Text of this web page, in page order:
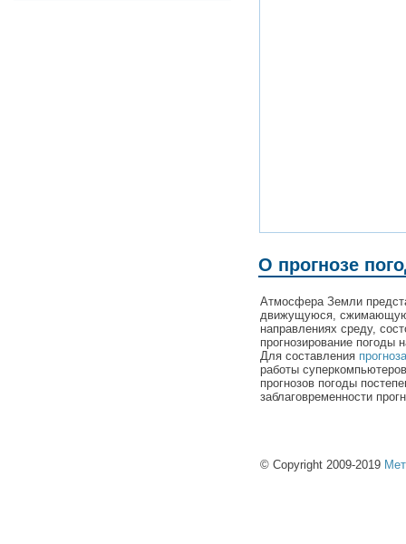
О прогнозе
Атмосфера Земли
движущуюся,
направлениях среду,
прогнозирование погоды
Для составления
работы
прогнозов погоды
заблаговременности
© Copyright 2009-2019